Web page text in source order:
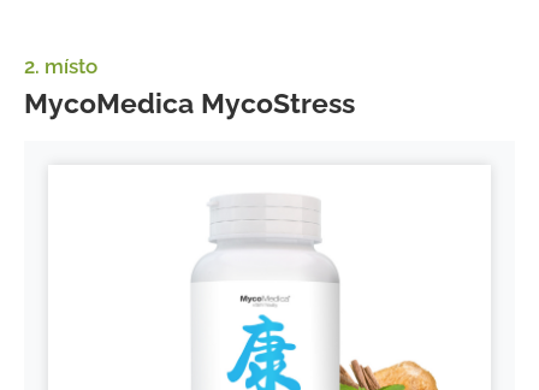
2. místo
MycoMedica MycoStress